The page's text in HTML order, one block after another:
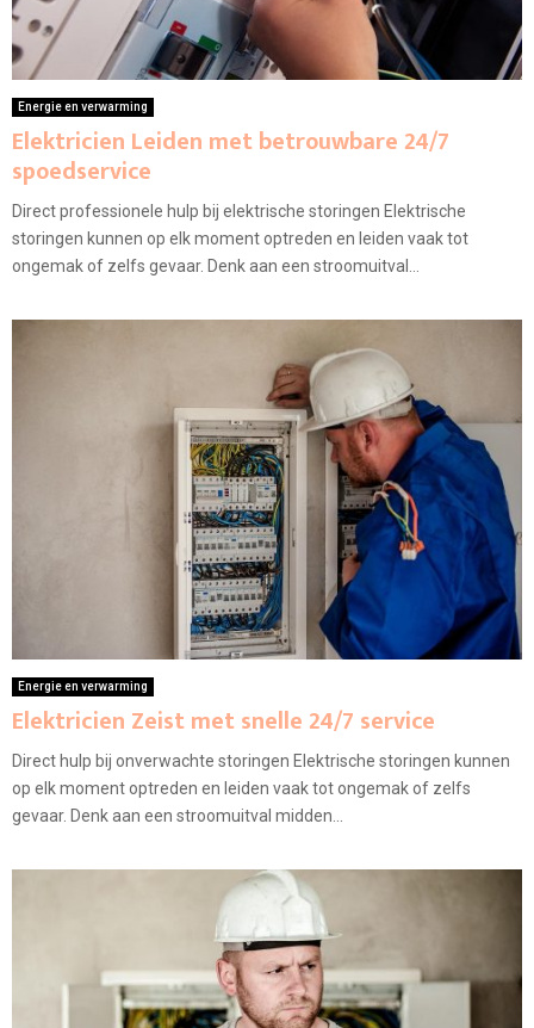
Energie en verwarming
Elektricien Leiden met betrouwbare 24/7
spoedservice
Direct professionele hulp bij elektrische storingen Elektrische
storingen kunnen op elk moment optreden en leiden vaak tot
ongemak of zelfs gevaar. Denk aan een stroomuitval...
Energie en verwarming
Elektricien Zeist met snelle 24/7 service
Direct hulp bij onverwachte storingen Elektrische storingen kunnen
op elk moment optreden en leiden vaak tot ongemak of zelfs
gevaar. Denk aan een stroomuitval midden...